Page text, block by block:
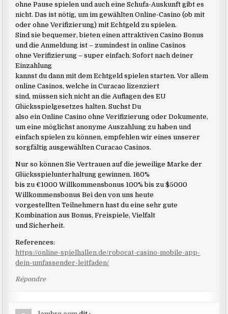
ohne Pause spielen und auch eine Schufa-Auskunft gibt es
nicht. Das ist nötig, um im gewählten Online-Casino (ob mit
oder ohne Verifizierung) mit Echtgeld zu spielen.
Sind sie bequemer, bieten einen attraktiven Casino Bonus
und die Anmeldung ist – zumindest in online Casinos
ohne Verifizierung – super einfach. Sofort nach deiner
Einzahlung
kannst du dann mit dem Echtgeld spielen starten. Vor allem
online Casinos, welche in Curacao lizenziert
sind, müssen sich nicht an die Auflagen des EU
Glücksspielgesetzes halten. Suchst Du
also ein Online Casino ohne Verifizierung oder Dokumente,
um eine möglichst anonyme Auszahlung zu haben und
einfach spielen zu können, empfehlen wir eines unserer
sorgfältig ausgewählten Curacao Casinos.
Nur so können Sie Vertrauen auf die jeweilige Marke der
Glücksspielunterhaltung gewinnen. 160%
bis zu €1000 Willkommensbonus 100% bis zu $5000
Willkommensbonus Bei den von uns heute
vorgestellten Teilnehmern hast du eine sehr gute
Kombination aus Bonus, Freispiele, Vielfalt
und Sicherheit.
References:
https://online-spielhallen.de/robocat-casino-mobile-app-
dein-umfassender-leitfaden/
Répondre